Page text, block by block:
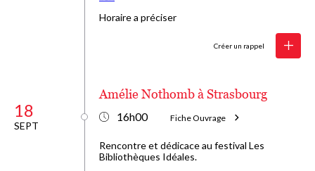
Horaire a préciser
Créer un rappel
18
SEPT
Amélie Nothomb à Strasbourg
16h00 Fiche Ouvrage
Rencontre et dédicace au festival Les
Bibliothèques Idéales.